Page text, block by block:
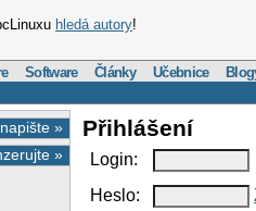
hledá autory!
Software Články Učebnice
napište »
»
Přihlášení
Login:
Heslo: